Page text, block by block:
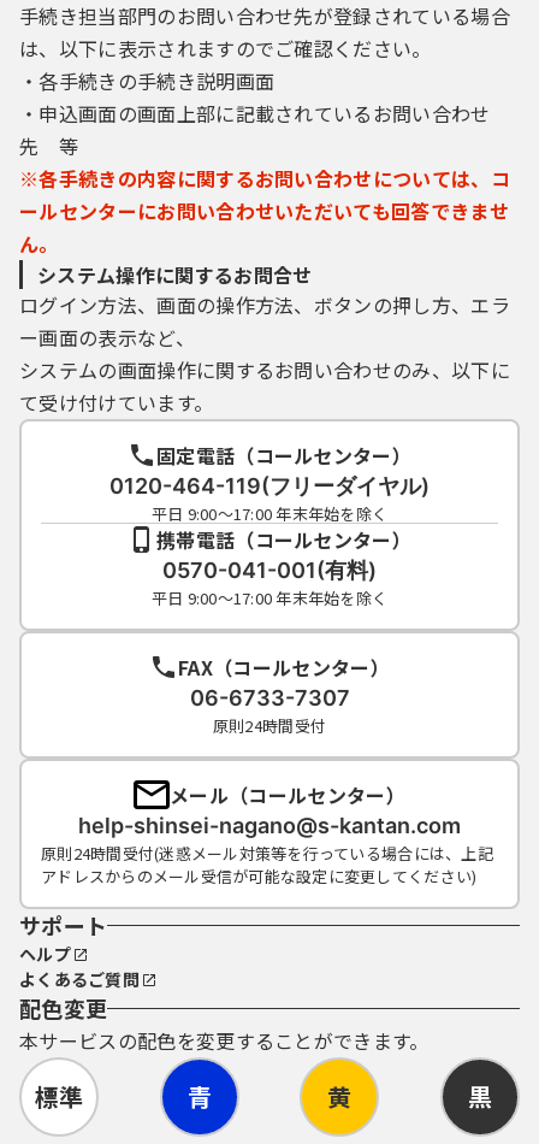
(5) 利用者は、登録した利用者情報を使用しな
くなった場合に削除をすることができます。
５ 電子証明書の取得・管理
(1) 利用者が、本サービスを利用して申請・届
「電子署名」という。）を必要とするものが
あります。電子署名が必要な手続について
ます。
(2) (1)の電子署名を利用する場合、利用環境の
準備、電子証明書のインストール及びそれら
の利用に関しては、利用者の責任と費用にお
いて行うものとします。
(3) 利用者は、自らの責任において電子証明書
を厳重に管理するものとし、漏えいの可能性
がある場合は、電子証明書を発行した認証局
（公的個人認証については、交付を受けた市
町村窓口）に対して速やかに必要な手続を行
うこととします。
(4) 構成団体は、当該利用者の電子証明書によ
６ 利用者ＩＤ・パスワード等の管理
(1) 利用者ＩＤ、パスワード、申請データの送
信時に画面上で通知する整理番号及びパスワ
ード（申請データ用）は、他者に知られない
ように管理してください。
(2) 他者からのパスワード等の照会には応じな
いでください。
(3) 安全性をより高めるため、パスワードは、
定期的に変更してください。
(4) 利用者ＩＤ、パスワードは、再発行しませ
ん。なお、利用者ＩＤ、パスワードを紛失
し、盗難に遭い、又は不正使用されたことが
分かったときは、速やかに問い合わせ先に連
絡し、その指示に従ってください。
(5) 利用者ＩＤ及びパスワードについては、特
に有効期限は設けないものとしますが、利用
手続き担当部門のお問い合わせ先が登録されている場合
は、以下に表示されますのでご確認ください。
・各手続きの手続き説明画面
・申込画面の画面上部に記載されているお問い合わせ
先 等
※各手続きの内容に関するお問い合わせについては、コ
ールセンターにお問い合わせいただいても回答できませ
ん。
システム操作に関するお問合せ
ログイン方法、画面の操作方法、ボタンの押し方、エラ
ー画面の表示など、
システムの画面操作に関するお問い合わせのみ、以下に
て受け付けています。
固定電話（コールセンター）
0120-464-119(フリーダイヤル)
平日 9:00～17:00 年末年始を除く
携帯電話（コールセンター）
0570-041-001(有料)
平日 9:00～17:00 年末年始を除く
FAX（コールセンター）
06-6733-7307
原則24時間受付
メール（コールセンター）
help-shinsei-nagano@s-kantan.com
原則24時間受付(迷惑メール対策等を行っている場合には、上記
アドレスからのメール受信が可能な設定に変更してください)
サポート
ヘルプ
よくあるご質問
配色変更
本サービスの配色を変更することができます。
標準 青 黄 黒